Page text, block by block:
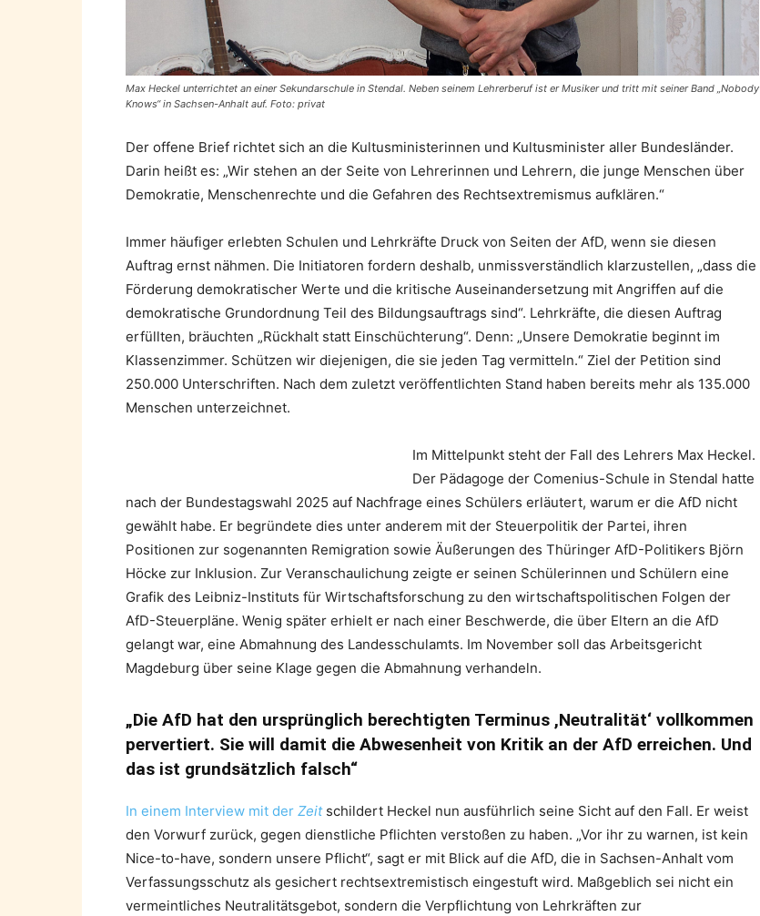
Max Heckel unterrichtet an einer Sekundarschule in Stendal. Neben seinem Lehrerberuf ist er Musiker und tritt mit seiner Band „Nobody
Knows“ in Sachsen-Anhalt auf. Foto: privat
Der offene Brief richtet sich an die Kultusministerinnen und Kultusminister aller Bundesländer.
Darin heißt es: „Wir stehen an der Seite von Lehrerinnen und Lehrern, die junge Menschen über
Demokratie, Menschenrechte und die Gefahren des Rechtsextremismus aufklären.“
Immer häufiger erlebten Schulen und Lehrkräfte Druck von Seiten der AfD, wenn sie diesen
Auftrag ernst nähmen. Die Initiatoren fordern deshalb, unmissverständlich klarzustellen, „dass die
Förderung demokratischer Werte und die kritische Auseinandersetzung mit Angriffen auf die
demokratische Grundordnung Teil des Bildungsauftrags sind“. Lehrkräfte, die diesen Auftrag
erfüllten, bräuchten „Rückhalt statt Einschüchterung“. Denn: „Unsere Demokratie beginnt im
Klassenzimmer. Schützen wir diejenigen, die sie jeden Tag vermitteln.“ Ziel der Petition sind
250.000 Unterschriften. Nach dem zuletzt veröffentlichten Stand haben bereits mehr als 135.000
Menschen unterzeichnet.
Im Mittelpunkt steht der Fall des Lehrers Max Heckel.
Der Pädagoge der Comenius-Schule in Stendal hatte
nach der Bundestagswahl 2025 auf Nachfrage eines Schülers erläutert, warum er die AfD nicht
gewählt habe. Er begründete dies unter anderem mit der Steuerpolitik der Partei, ihren
Positionen zur sogenannten Remigration sowie Äußerungen des Thüringer AfD-Politikers Björn
Höcke zur Inklusion. Zur Veranschaulichung zeigte er seinen Schülerinnen und Schülern eine
Grafik des Leibniz-Instituts für Wirtschaftsforschung zu den wirtschaftspolitischen Folgen der
AfD-Steuerpläne. Wenig später erhielt er nach einer Beschwerde, die über Eltern an die AfD
gelangt war, eine Abmahnung des Landesschulamts. Im November soll das Arbeitsgericht
Magdeburg über seine Klage gegen die Abmahnung verhandeln.
„Die AfD hat den ursprünglich berechtigten Terminus ,Neutralität‘ vollkommen
pervertiert. Sie will damit die Abwesenheit von Kritik an der AfD erreichen. Und
das ist grundsätzlich falsch“
In einem Interview mit der Zeitschildert Heckel nun ausführlich seine Sicht auf den Fall. Er weist
den Vorwurf zurück, gegen dienstliche Pflichten verstoßen zu haben. „Vor ihr zu warnen, ist kein
Nice-to-have, sondern unsere Pflicht“, sagt er mit Blick auf die AfD, die in Sachsen-Anhalt vom
Verfassungsschutz als gesichert rechtsextremistisch eingestuft wird. Maßgeblich sei nicht ein
vermeintliches Neutralitätsgebot, sondern die Verpflichtung von Lehrkräften zur